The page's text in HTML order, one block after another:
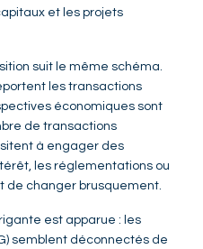
et les projets
suit le même schéma.
les transactions
économiques sont
de transactions
à engager des
les réglementations ou
de changer brusquement.
est apparue : les
semblent déconnectés de